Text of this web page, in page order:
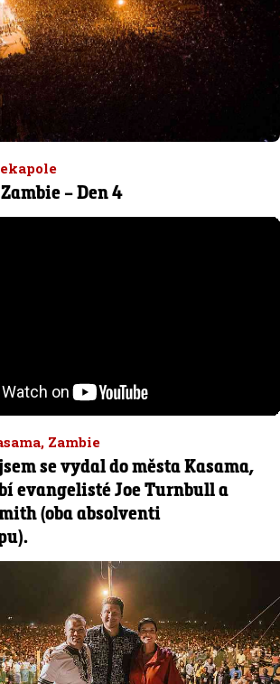
– Den 4
Zambie
se vydal do města Kasama,
evangelisté Joe Turnbull a
(oba absolventi